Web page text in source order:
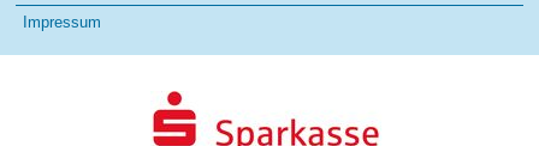
Impressum